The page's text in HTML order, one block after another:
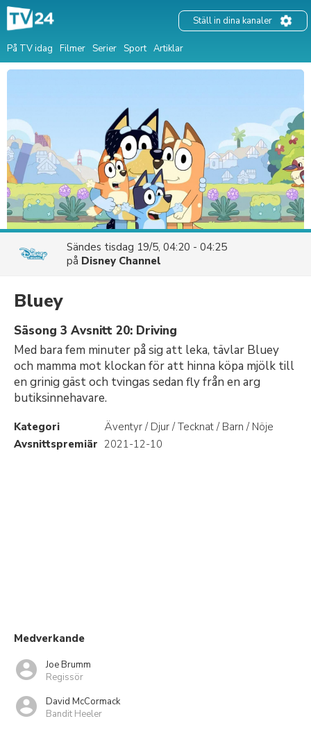
På TV idag Filmer Serier Sport Artiklar
Ställ in dina kanaler
Sändes tisdag 19/5, 04:20 - 04:25
på Disney Channel
Bluey
Säsong 3 Avsnitt 20: Driving
Med bara fem minuter på sig att leka, tävlar Bluey
och mamma mot klockan för att hinna köpa mjölk till
en grinig gäst och tvingas sedan fly från en arg
butiksinnehavare.
Kategori
Äventyr / Djur / Tecknat / Barn / Nöje
Avsnittspremiär 2021-12-10
Medverkande
Joe Brumm
Regissör
David McCormack
Bandit Heeler